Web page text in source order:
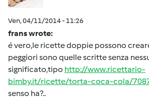
Ven, 04/11/2014 - 11:26
frans wrote:
é vero,le ricette doppie possono
peggiori sono quelle scritte senza
significato,tipo http://www.ricettario-
bimby.it/ricette/torta-coca-cola/
senso ha?..